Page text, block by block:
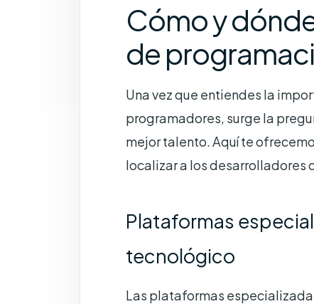
Cómo y
de
Una vez que entiendes la
programadores, surge la
mejor talento. Aquí te
localizar a los desarrolladores
Plataformas
tecnológico
Las plataformas